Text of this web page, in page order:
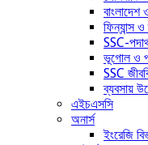
বাংলাদেশ
ফিন্যান্স ও
SSC-
ভূগোল ও
SSC
ব্যবসায়
এইচএসসি
অনার্স
ইংরেজি